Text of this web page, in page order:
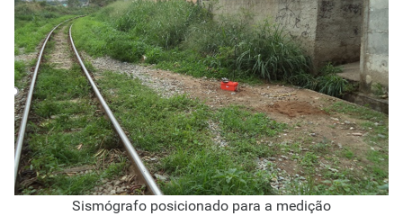
Sismógrafo posicionado para a medição